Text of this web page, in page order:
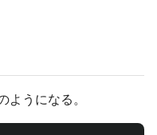
うになる。